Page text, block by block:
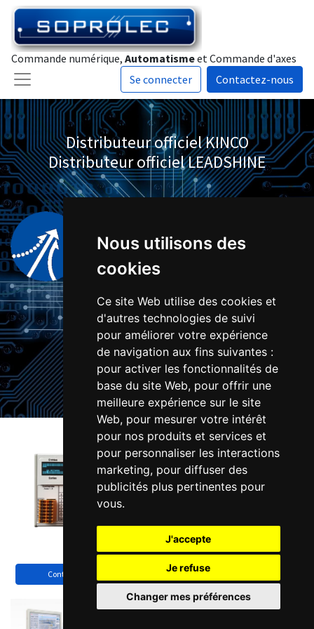
Nous utilisons des
cookies
Ce site Web utilise des cookies et
d'autres technologies de suivi
pour améliorer votre expérience
de navigation aux fins suivantes :
pour activer les fonctionnalités de
base du site Web, pour offrir une
meilleure expérience sur le site
Web, pour mesurer votre intérêt
pour nos produits et services et
pour personnaliser les interactions
marketing, pour diffuser des
publicités plus pertinentes pour
vous.
J'accepte
Je refuse
Changer mes préférences
Commande numérique, Automatismeet Commande d'axes
Se connecter
Contactez-nous
Distributeur officiel KINCO
Distributeur officiel LEADSHINE
Boutique
Contrôleur d'axes